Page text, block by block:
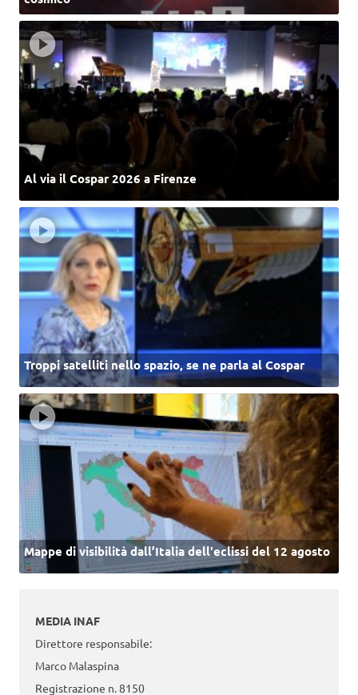
Al via il Cospar 2026 a Firenze
Troppi satelliti nello spazio, se ne parla al Cospar
Mappe di visibilità dall’Italia dell'eclissi del 12 agosto
MEDIA INAF
Direttore responsabile:
Marco Malaspina
Registrazione n. 8150